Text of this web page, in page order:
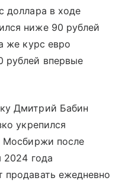
доллара в ходе
ниже 90 рублей
же курс евро
рублей впервые
Дмитрий Бабин
укрепился
Мосбиржи после
2024 года
продавать ежедневно